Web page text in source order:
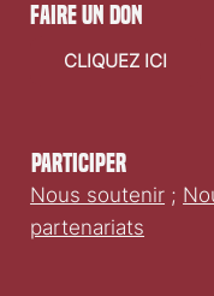
Participer
Nous soutenir ;
partenariats
faire un don
CLIQUEZ ICI